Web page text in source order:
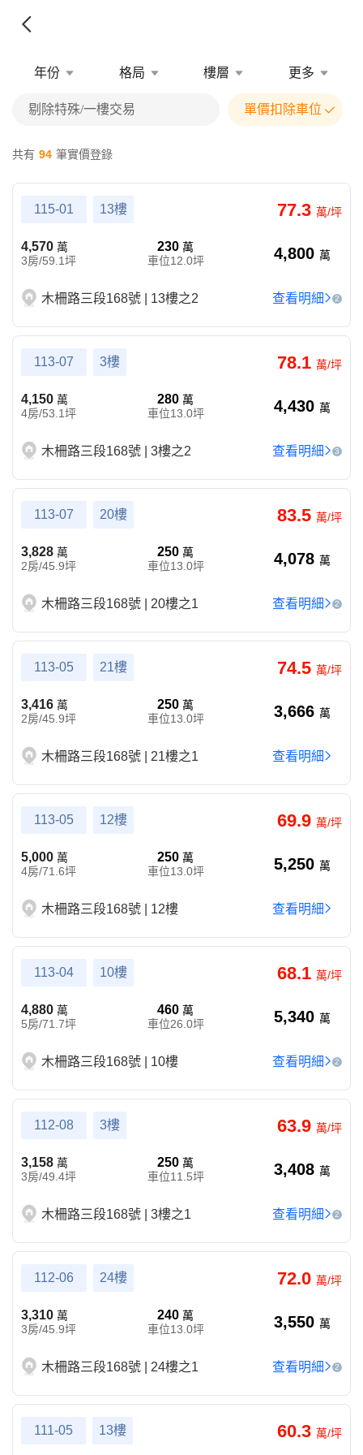
年份 格局 樓層 更多
剔除特殊/一樓交易 單價扣除車位
共有 94 筆實價登錄
115-01 13樓 77.3 萬/坪
4,570 萬
3房/59.1坪
230萬
車位12.0坪
4,800 萬
木柵路三段168號 | 13樓之2 查看明細 2
113-07 3樓 78.1 萬/坪
4,150 萬
4房/53.1坪
280萬
車位13.0坪
4,430 萬
木柵路三段168號 | 3樓之2 查看明細 3
113-07 20樓 83.5 萬/坪
3,828 萬
2房/45.9坪
250萬
車位13.0坪
4,078 萬
木柵路三段168號 | 20樓之1 查看明細 2
113-05 21樓 74.5 萬/坪
3,416 萬
2房/45.9坪
250萬
車位13.0坪
3,666 萬
木柵路三段168號 | 21樓之1 查看明細
113-05 12樓 69.9 萬/坪
5,000 萬
4房/71.6坪
250萬
車位13.0坪
5,250 萬
木柵路三段168號 | 12樓 查看明細
113-04 10樓 68.1 萬/坪
4,880 萬
5房/71.7坪
460萬
車位26.0坪
5,340 萬
木柵路三段168號 | 10樓 查看明細 2
112-08 3樓 63.9 萬/坪
3,158 萬
3房/49.4坪
250萬
車位11.5坪
3,408 萬
木柵路三段168號 | 3樓之1 查看明細 2
112-06 24樓 72.0 萬/坪
3,310 萬
3房/45.9坪
240萬
車位13.0坪
3,550 萬
木柵路三段168號 | 24樓之1 查看明細 2
111-05 13樓 60.3 萬/坪